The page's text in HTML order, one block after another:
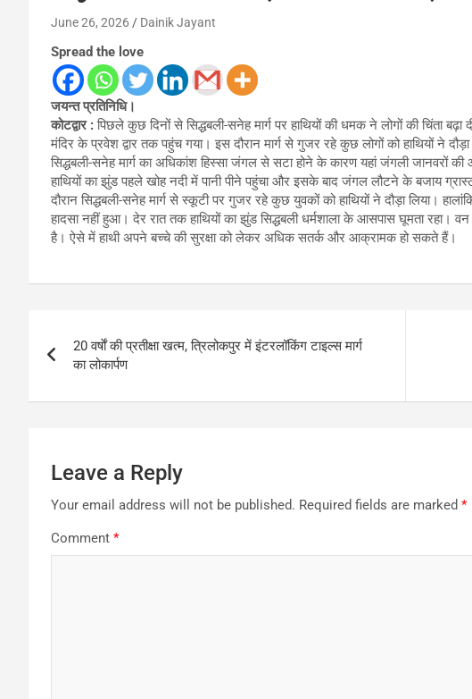
June 26, 2026 Dainik Jayant
Spread the love
जयन्त प्रतिनिधि।
कोटद्वार :पिछले कुछ दिनों से सिद्धबली-सनेह मार्ग पर हाथियों की धमक ने लोगों की चिंता बढ़ा
मंदिर के प्रवेश द्वार तक पहुंच गया। इस दौरान मार्ग से गुजर रहे कुछ लोगों को हाथियों ने दौड़ा
सिद्धबली-सनेह मार्ग का अधिकांश हिस्सा जंगल से सटा होने के कारण यहां जंगली जानवरों की
हाथियों का झुंड पहले खोह नदी में पानी पीने पहुंचा और इसके बाद जंगल लौटने के बजाय
दौरान सिद्धबली-सनेह मार्ग से स्कूटी पर गुजर रहे कुछ युवकों को हाथियों ने दौड़ा लिया।
हादसा नहीं हुआ। देर रात तक हाथियों का झुंड सिद्धबली धर्मशाला के आसपास घूमता रहा।
है। ऐसे में हाथी अपने बच्चे की सुरक्षा को लेकर अधिक सतर्क और आक्रामक हो सकते हैं।
navigation
20 वर्षाें की प्रतीक्षा खत्म, त्रिलोकपुर में इंटरलॉकिंग टाइल्स मार्ग
का लोकार्पण
Leave a Reply
Your email address will not be published. Required fields are marked *
Comment *